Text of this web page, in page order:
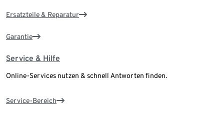
Ersatzteile & Reparatur
Garantie
Service & Hilfe
Online-Services nutzen & schnell Antworten finden.
Service-Bereich